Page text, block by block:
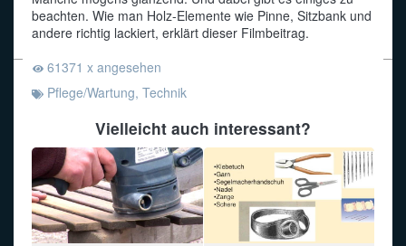
beachten. Wie man Holz-Elemente wie Pinne, Sitzbank und
andere richtig lackiert, erklärt dieser Filmbeitrag.
61371 x angesehen
Pflege/Wartung, Technik
Vielleicht auch interessant?
Funkalphabet